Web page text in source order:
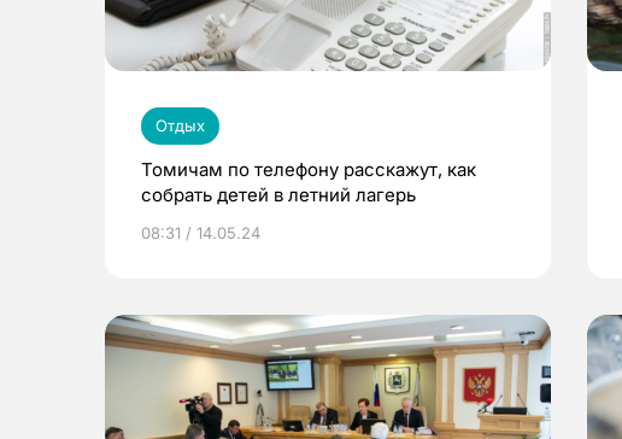
Отдых
Томичам по телефону расскажут, как
собрать детей в летний лагерь
08:31 / 14.05.24